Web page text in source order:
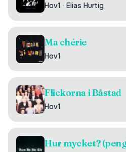
Hov1 · Elias Hurtig
Ma chérie
Hov1
Flickorna i Båstad
Hov1
Hur mycket?